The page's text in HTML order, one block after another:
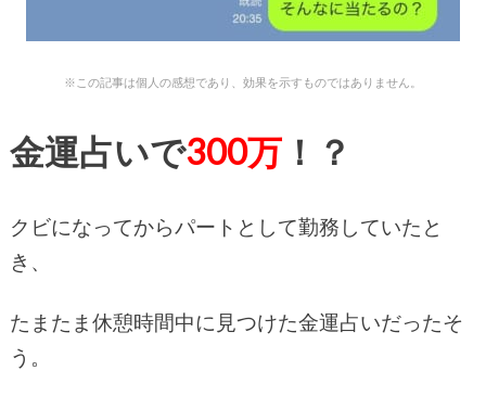
※この記事は個人の感想であり、効果を示すものではありません。
金運占いで300万！？
クビになってからパートとして勤務していたと
き、
たまたま休憩時間中に見つけた金運占いだったそ
う。